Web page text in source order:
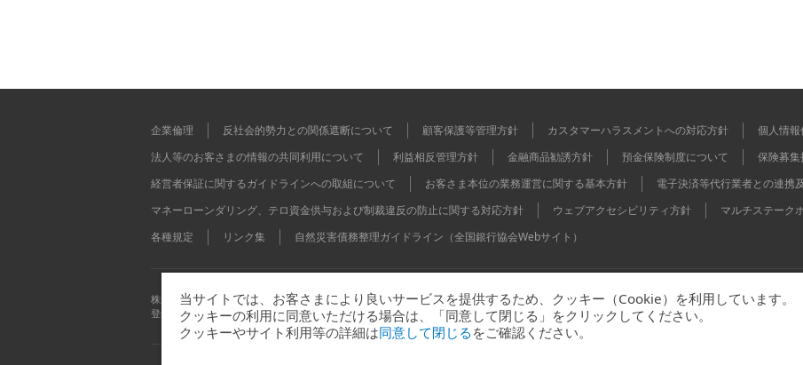
企業倫理 反社会的勢力との関係遮断について 顧客保護等管理方針 カスタマーハラスメントへの対応方針
個人情
法人等のお客さまの情報の共同利用について
利益相反管理方針 金融商品勧誘方針 預金保険制度について 保険募集
経営者保証に関するガイドラインへの取組について
お客さま本位の業務運営に関する基本方針
電子決済等代行業者との連携
マネーローンダリング、テロ資金供与および制裁違反の防止に関する対応方針
ウェブアクセシビリティ方針 マルチステーク
各種規定
リンク集 自然災害債務整理ガイドライン（全国銀行協会Webサイト）
株式会社 足利銀行
登録金融機関 関東財務局長（登金）第43号 加入協会 日本証券業協会 / 一般社団法人金融先物取引業協会
当サイトでは、お客さまにより良いサービスを提供するため、クッキー（Cookie）を利用しています。
クッキーの利用に同意いただける場合は、「同意して閉じる」をクリックしてください。
クッキーやサイト利用等の詳細は同意して閉じる をご確認ください。